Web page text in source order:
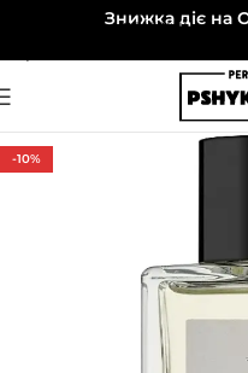
Перейти до навігації
Знижка діє на
-10%